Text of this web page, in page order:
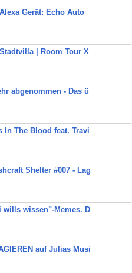
Gerät: Echo Auto
| Room Tour X
abgenommen - Das ü
In The Blood feat. Travi
Shelter #007 - Lag
wissen"-Memes. D
auf Julias Musi